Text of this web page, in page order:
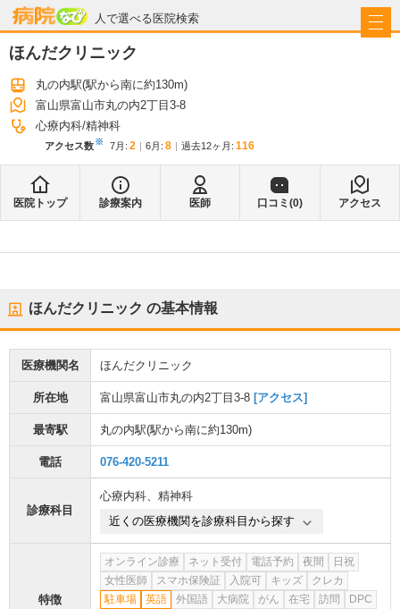
人で選べる医院検索
病院なび
ほんだクリニック
丸の内駅(駅から南に約130m)
富山県富山市丸の内2丁目3-8
心療内科 精神科
アクセス数※ 7月 : 2 6月 : 8 過去12ヶ月: 116
医院トップ 診療案内 医師 口コミ(0) アクセス
ほんだクリニック の基本情報
医療機関名 ほんだクリニック
所在地 富山県富山市丸の内2丁目3-8 [アクセス]
最寄駅 丸の内駅(駅から南に約130m)
電話 076-420-5211
診療科目
心療内科、 精神科
近くの医療機関を診療科目から探す
特徴
オンライン診療 ネット受付 電話予約 夜間
日祝
女性医師
スマホ保険証 入院可 キッズ
クレカ
駐車場
英語 外国語 大病院 がん 在宅 訪問
DPC